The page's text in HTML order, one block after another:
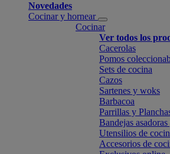
Novedades
Cocinar y hornear
Cocinar
Ver todos los
Cacerolas
Pomos
Sets de cocina
Cazos
Sartenes y woks
Barbacoa
Parrillas y
Bandejas
Utensilios de
Accesorios de